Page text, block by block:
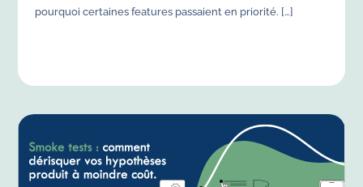
pourquoi certaines features passaient en priorité. […]